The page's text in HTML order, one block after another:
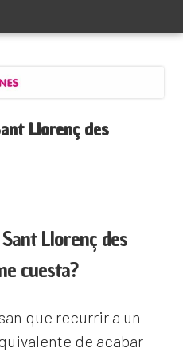
Llorenç des
Llorenç des
cuesta?
que recurrir a un
de acabar